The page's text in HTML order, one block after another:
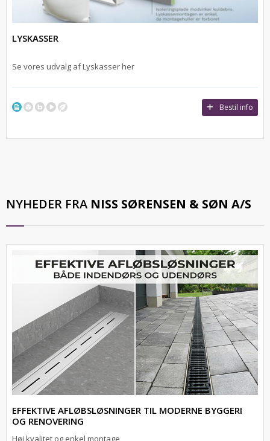
LYSKASSER
Se vores udvalg af Lyskasser her
Bestil info
NYHEDER FRA NISS SØRENSEN & SØN A/S
EFFEKTIVE AFLØBSLØSNINGER TIL MODERNE BYGGERI
OG RENOVERING
Høj kvalitet og enkel montage